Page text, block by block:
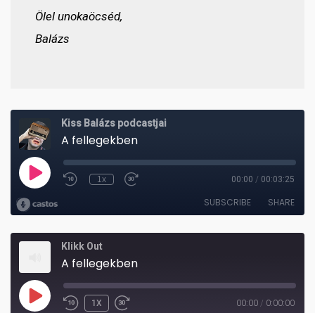
Ölel unokaöcséd,
Balázs
Klikk Out
A fellegekben
PLAY 1X 00:00 / 0:00:00